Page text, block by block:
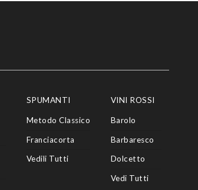
SPUMANTI
Metodo Classico
Franciacorta
Vedili Tutti
VINI ROSSI
Barolo
Barbaresco
Dolcetto
Vedi Tutti